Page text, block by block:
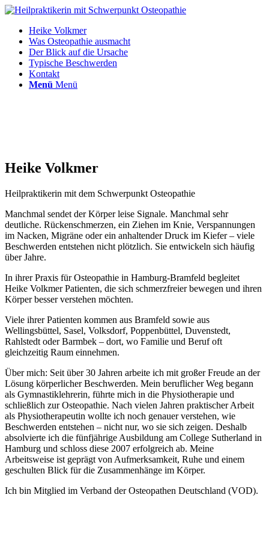
Heike Volkmer
Was Osteopathie ausmacht
Der Blick auf die Ursache
Typische Beschwerden
Kontakt
Menü Menü
Heike Volkmer
Heilpraktikerin mit dem Schwerpunkt Osteopathie
Manchmal sendet der Körper leise Signale. Manchmal sehr
deutliche. Rückenschmerzen, ein Ziehen im Knie, Verspannungen
im Nacken, Migräne oder ein anhaltender Druck im Kiefer – viele
Beschwerden entstehen nicht plötzlich. Sie entwickeln sich häufig
über Jahre.
In ihrer Praxis für Osteopathie in Hamburg-Bramfeld begleitet
Heike Volkmer Patienten, die sich schmerzfreier bewegen und ihren
Körper besser verstehen möchten.
Viele ihrer Patienten kommen aus Bramfeld sowie aus
Wellingsbüttel, Sasel, Volksdorf, Poppenbüttel, Duvenstedt,
Rahlstedt oder Barmbek – dort, wo Familie und Beruf oft
gleichzeitig Raum einnehmen.
Über mich: Seit über 30 Jahren arbeite ich mit großer Freude an der
Lösung körperlicher Beschwerden. Mein beruflicher Weg begann
als Gymnastiklehrerin, führte mich in die Physiotherapie und
schließlich zur Osteopathie. Nach vielen Jahren praktischer Arbeit
als Physiotherapeutin wollte ich noch genauer verstehen, wie
Beschwerden entstehen – nicht nur, wo sie sich zeigen. Deshalb
absolvierte ich die fünfjährige Ausbildung am College Sutherland in
Hamburg und schloss diese 2007 erfolgreich ab. Meine
Arbeitsweise ist geprägt von Aufmerksamkeit, Ruhe und einem
geschulten Blick für die Zusammenhänge im Körper.
Ich bin Mitglied im Verband der Osteopathen Deutschland (VOD).